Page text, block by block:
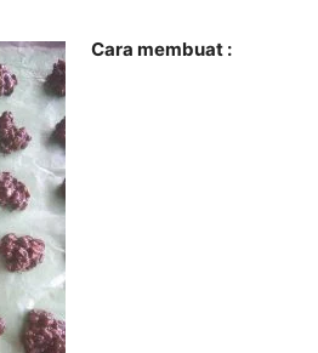
Cara membuat :